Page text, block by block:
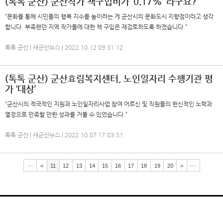
“문화를 통해 시민들의 행복 지수를 높이려는 게 군산시의 문화도시 지향점이라고 생각
합니다. 부족했던 지역 작가들에 대한 책 구입은 재검토하도록 하겠습니다.”
톡톡 군산 | 새군산뉴스 | 2022.10.12 09:31:12
(톡톡 군산) 군산효림복지센터, 노인일자리 수행기관 평
가 ‘대상’
“군산시의 적극적인 지원과 노인일자리사업 참여 어르신 및 직원들의 헌신적인 노력과
열정으로 만족할 만한 성과를 거둘 수 있었습니다.”
톡톡 군산 | 새군산뉴스 | 2022.10.07 17:03:51
··· < 11 12 13 14 15 16 17 18 19 20 > ···